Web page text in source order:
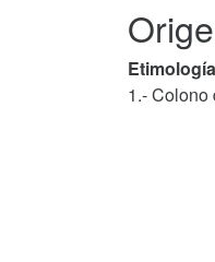
1.- Colono